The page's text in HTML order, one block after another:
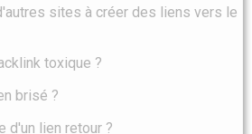
sites à créer des liens vers le
toxique ?
brisé ?
d'un lien retour ?